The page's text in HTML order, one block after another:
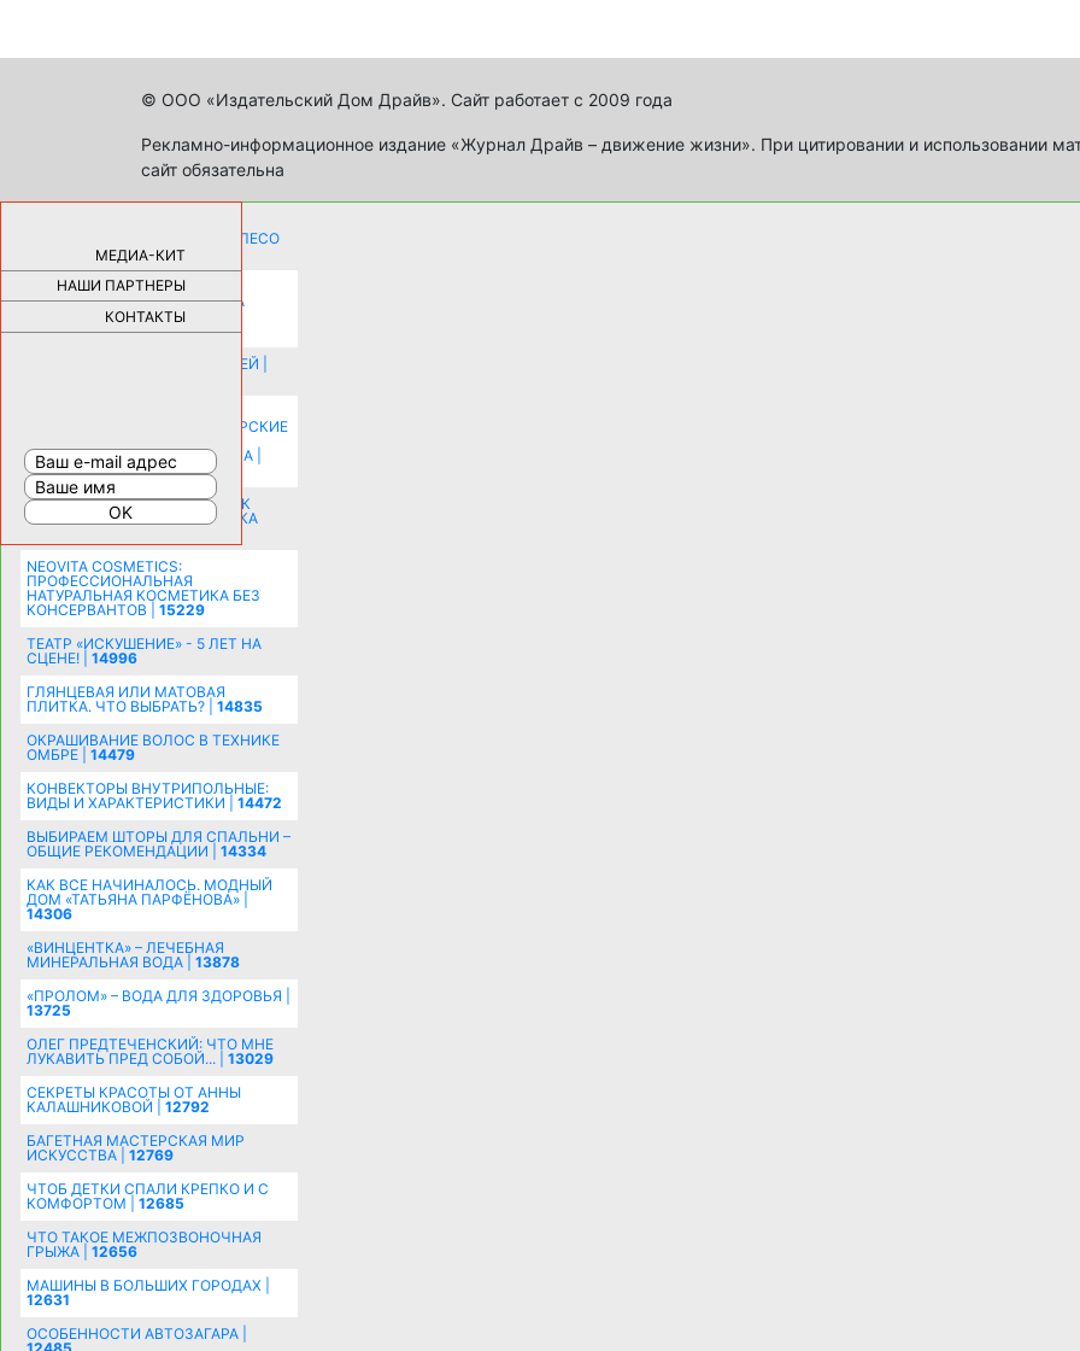
© ООО «Издательский Дом Драйв». Сайт работает с 2009 года
Рекламно-информационное издание «Журнал Драйв – движение жизни». При цитировании и использовании
сайт обязательна
МЕДИА-КИТ
НАШИ ПАРТНЕРЫ
КОНТАКТЫ
КАК ДЕВУШКЕ ПОМЕНЯТЬ КОЛЕСО
НА АВТОМОБИЛЕ |69178
НОВЫЕ РАЗРАБОТКИ ДЛЯ
ОЗДОРОВЛЕНИЯ ОРГАНИЗМА
ПЛАТФОРМА ШУМАННА 3Д И
КАПСУЛА ЗДОРОВЬЯ |28288
ИСТОРИЯ НАКЛАДНЫХ НОГТЕЙ |
КОМНАТУ: ХИТРЫЕ ДИЗАЙНЕРСКИЕ
РАСШИРЕНИЯ ПРОСТРАНСТВА |
16197
СОБИРАЕМСЯ НА ПРАЗДНИК К
МОЛОДОЖЕНАМ: ПОДГОТОВКА
NEOVITA COSMETICS:
ПРОФЕССИОНАЛЬНАЯ
НАТУРАЛЬНАЯ КОСМЕТИКА БЕЗ
КОНСЕРВАНТОВ | 15229
ТЕАТР «ИСКУШЕНИЕ» - 5 ЛЕТ НА
СЦЕНЕ! | 14996
ГЛЯНЦЕВАЯ ИЛИ МАТОВАЯ
ПЛИТКА. ЧТО ВЫБРАТЬ? | 14835
ОКРАШИВАНИЕ ВОЛОС В ТЕХНИКЕ
ОМБРЕ | 14479
КОНВЕКТОРЫ ВНУТРИПОЛЬНЫЕ:
ВИДЫ И ХАРАКТЕРИСТИКИ | 14472
ВЫБИРАЕМ ШТОРЫ ДЛЯ СПАЛЬНИ –
ОБЩИЕ РЕКОМЕНДАЦИИ | 14334
КАК ВСЕ НАЧИНАЛОСЬ. МОДНЫЙ
ДОМ «ТАТЬЯНА ПАРФЁНОВА» |
14306
«ВИНЦЕНТКА» – ЛЕЧЕБНАЯ
МИНЕРАЛЬНАЯ ВОДА | 13878
«ПРОЛОМ» – ВОДА ДЛЯ ЗДОРОВЬЯ |
13725
ОЛЕГ ПРЕДТЕЧЕНСКИЙ: ЧТО МНЕ
ЛУКАВИТЬ ПРЕД СОБОЙ... | 13029
СЕКРЕТЫ КРАСОТЫ ОТ АННЫ
КАЛАШНИКОВОЙ | 12792
БАГЕТНАЯ МАСТЕРСКАЯ МИР
ИСКУССТВА | 12769
ЧТОБ ДЕТКИ СПАЛИ КРЕПКО И С
КОМФОРТОМ | 12685
ЧТО ТАКОЕ МЕЖПОЗВОНОЧНАЯ
ГРЫЖА | 12656
МАШИНЫ В БОЛЬШИХ ГОРОДАХ |
12631
ОСОБЕННОСТИ АВТОЗАГАРА |